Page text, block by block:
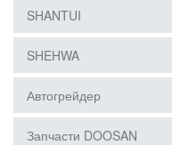
SHANTUI
SHEHWA
Автогрейдер
Запчасти DOOSAN